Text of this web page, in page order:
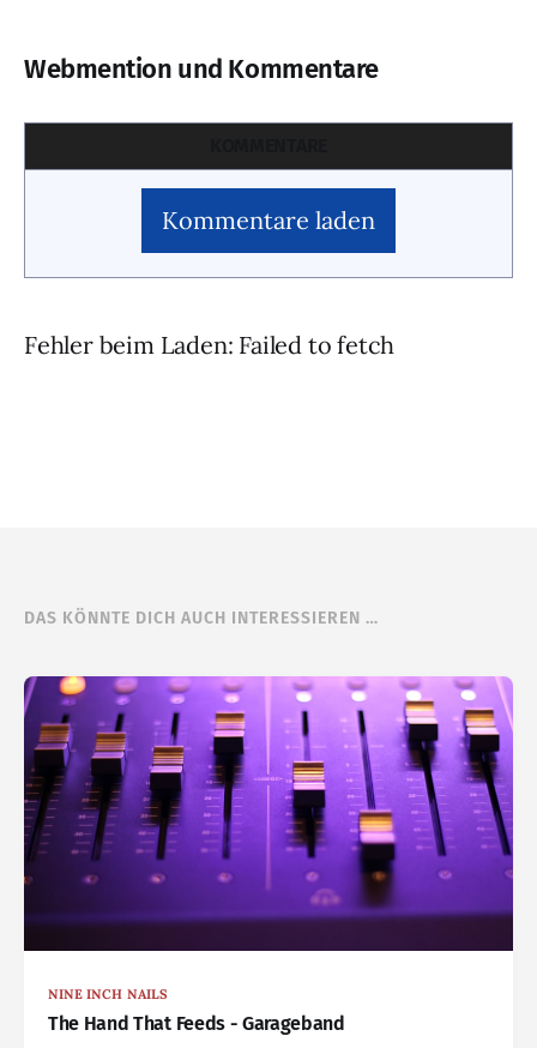
Webmention und Kommentare
Kommentare laden
Fehler beim Laden: Failed to fetch
DAS KÖNNTE DICH AUCH INTERESSIEREN …
NINE INCH NAILS
The Hand That Feeds - Garageband